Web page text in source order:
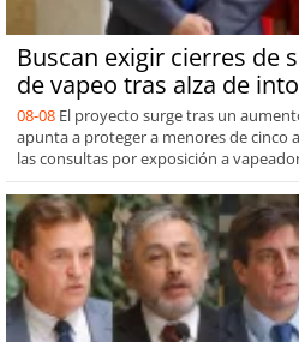
Buscan exigir cierres de
de vapeo tras alza de
08-08 El proyecto surge tras un
apunta a proteger a menores de cinco
las consultas por exposición a